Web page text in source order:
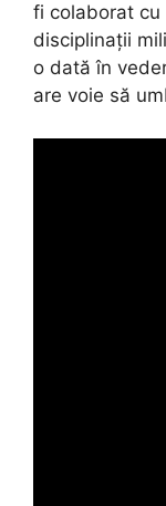
fi colaborat
disciplinații
o dată în
are voie să